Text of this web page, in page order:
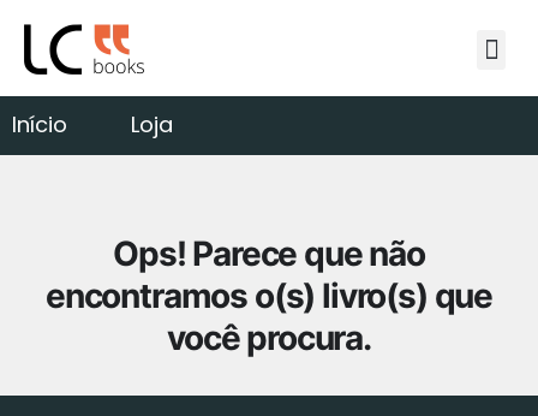
Início Loja
Ops! Parece que não
encontramos o(s) livro(s) que
você procura.